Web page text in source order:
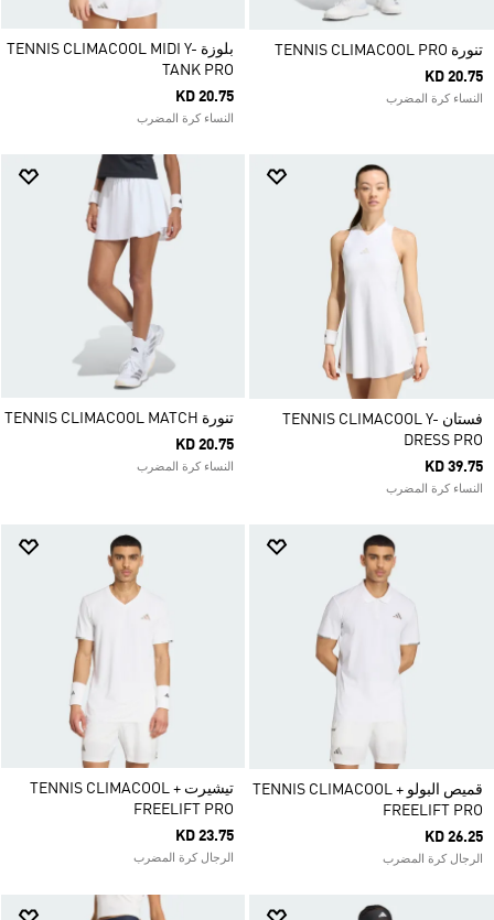
تنورة TENNIS CLIMACOOL PRO
KD 20.75
النساء كرة المضرب
بلوزة TENNIS CLIMACOOL MIDI Y-
TANK PRO
KD 20.75
النساء كرة المضرب
فستان TENNIS CLIMACOOL Y-
DRESS PRO
KD 39.75
النساء كرة المضرب
تنورة TENNIS CLIMACOOL MATCH
KD 20.75
النساء كرة المضرب
قميص البولو TENNIS CLIMACOOL +
FREELIFT PRO
KD 26.25
الرجال كرة المضرب
تيشيرت TENNIS CLIMACOOL +
FREELIFT PRO
KD 23.75
الرجال كرة المضرب